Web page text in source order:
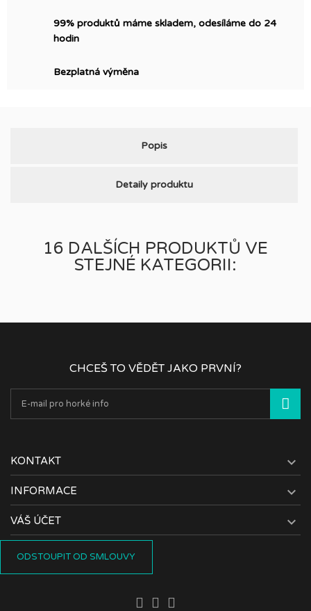
99% produktů máme skladem, odesíláme do 24
hodin
Bezplatná výměna
Popis
Detaily produktu
16 DALŠÍCH PRODUKTŮ VE
STEJNÉ KATEGORII:
CHCEŠ TO VĚDĚT JAKO PRVNÍ?
KONTAKT 
INFORMACE 
VÁŠ ÚČET 
ODSTOUPIT OD SMLOUVY